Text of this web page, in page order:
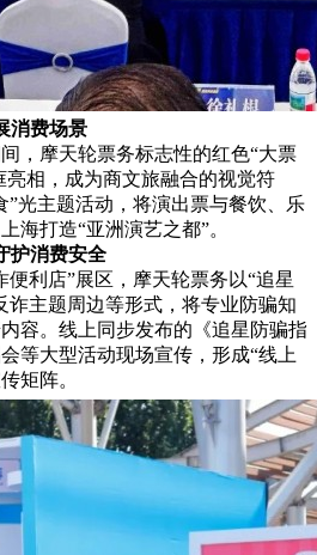
消费场景
，摩天轮票务标志性的红色“大票
亮相，成为商文旅融合的视觉符
”光主题活动，将演出票与餐饮、乐
海打造“亚洲演艺之都”。
护消费安全
便利店”展区，摩天轮票务以“追星
诈主题周边等形式，将专业防骗知
容。线上同步发布的《追星防骗指
等大型活动现场宣传，形成“线上
矩阵。